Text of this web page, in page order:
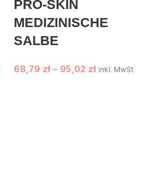
PRO-SKIN
MEDIZINISCHE
SALBE
68,79 zł – 95,02 zł inkl. MwSt